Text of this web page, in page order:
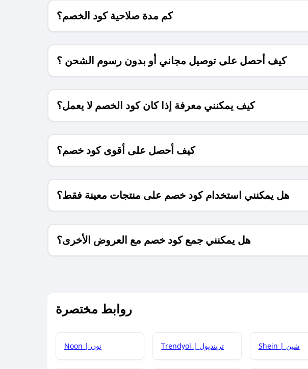
كم مدة صلاحية كود الخصم؟
كيف أحصل على توصيل مجاني أو بدون رسوم الشحن ؟
كيف يمكنني معرفة إذا كان كود الخصم لا يعمل؟
كيف أحصل على أقوى كود خصم؟
هل يمكنني استخدام كود خصم على منتجات معينة فقط؟
هل يمكنني جمع كود خصم مع العروض الأخرى؟
روابط مختصرة
Noon | نون Trendyol | ترينديول Shein | شين